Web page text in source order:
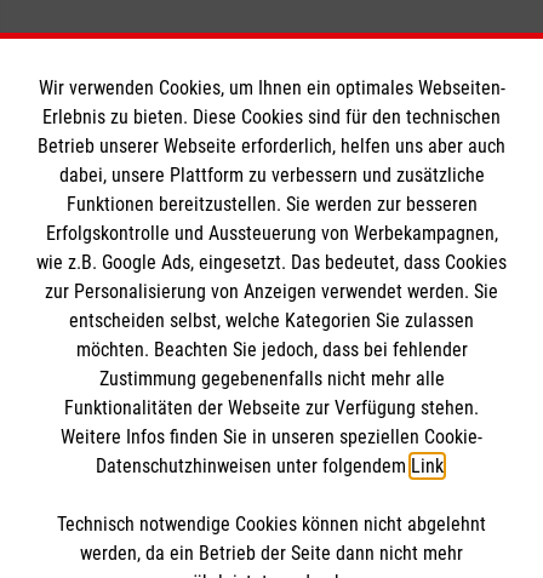
Informationen
Impressum
Datenschutz
Kontakt
Barrierefreiheit
Die Malteser
Malteser in Deutschland
Malteserorden
Sharepoint
Spendenkonto
IBAN: DE39 3706 0120 1201 2150 10
So finden Sie uns
Wir verwenden Cookies, um Ihnen ein optimales Webseiten-
Erlebnis zu bieten. Diese Cookies sind für den technischen
Betrieb unserer Webseite erforderlich, helfen uns aber auch
dabei, unsere Plattform zu verbessern und zusätzliche
Funktionen bereitzustellen. Sie werden zur besseren
Erfolgskontrolle und Aussteuerung von Werbekampagnen,
wie z.B. Google Ads, eingesetzt. Das bedeutet, dass Cookies
zur Personalisierung von Anzeigen verwendet werden. Sie
entscheiden selbst, welche Kategorien Sie zulassen
möchten. Beachten Sie jedoch, dass bei fehlender
Zustimmung gegebenenfalls nicht mehr alle
Funktionalitäten der Webseite zur Verfügung stehen.
Weitere Infos finden Sie in unseren speziellen Cookie-
Datenschutzhinweisen unter folgendem Link.
Technisch notwendige Cookies können nicht abgelehnt
werden, da ein Betrieb der Seite dann nicht mehr